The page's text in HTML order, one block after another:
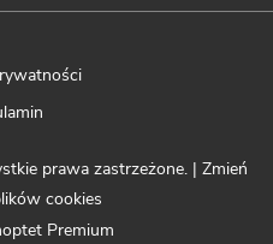
Premium
prawa zastrzeżone. | Zmień
cookies